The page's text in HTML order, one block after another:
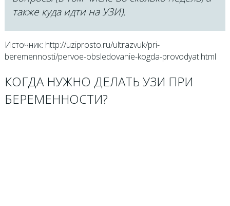
также куда идти на УЗИ).
Источник: http://uziprosto.ru/ultrazvuk/pri-
beremennosti/pervoe-obsledovanie-kogda-provodyat.html
КОГДА НУЖНО ДЕЛАТЬ УЗИ ПРИ
БЕРЕМЕННОСТИ?